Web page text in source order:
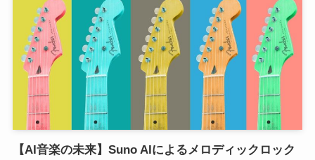
【AI音楽の未来】Suno AIによるメロディックロック